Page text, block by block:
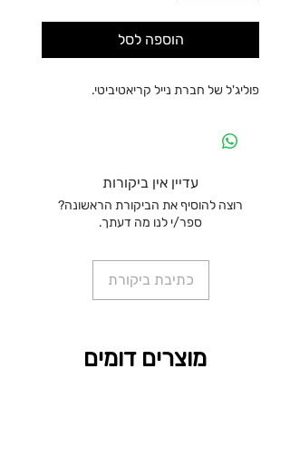
הוספה לסל
פוליג'ל של חברת נייל קריאטיביטי.
עדיין אין ביקורות
רוצה להוסיף את הביקורת הראשונה?
ספר/י לנו מה דעתך.
כתיבת ביקורת
מוצרים דומים